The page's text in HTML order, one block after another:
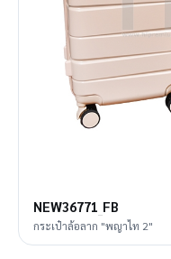
NEW36771_FB
กระเป๋าล้อลาก "พญาไท 2"